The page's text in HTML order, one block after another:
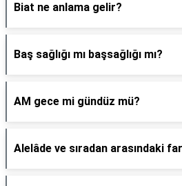
Biat ne anlama gelir?
Baş sağlığı mı başsağlığı mı?
AM gece mi gündüz mü?
Alelâde ve sıradan arasındaki